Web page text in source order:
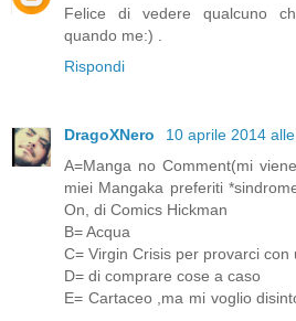
Felice di vedere qualcuno
quando me:) .
Rispondi
DragoXNero
10 aprile 2014
A=Manga no Comment(mi
miei Mangaka preferiti
On, di Comics Hickman
B= Acqua
C= Virgin Crisis per provarci con
D= di comprare cose a caso
E= Cartaceo ,ma mi voglio